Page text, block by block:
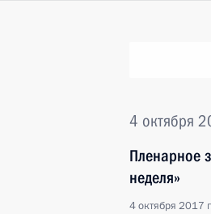
4 октября
Пленарное
неделя»
4 октября 2017